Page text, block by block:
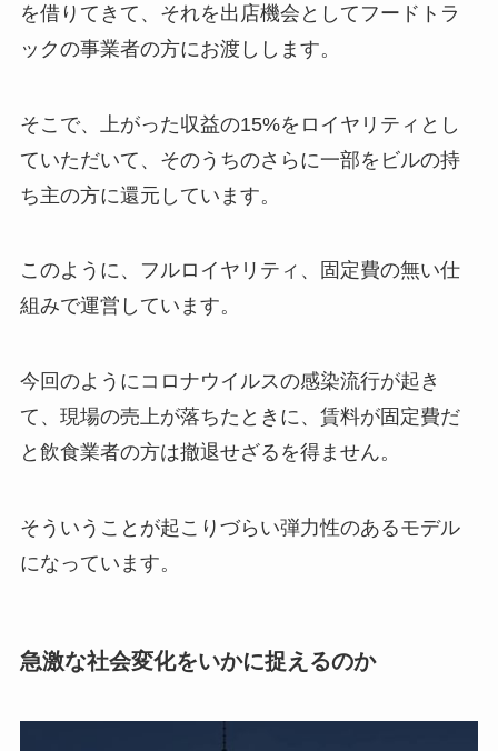
を借りてきて、それを出店機会としてフードトラ
ックの事業者の方にお渡しします。
そこで、上がった収益の15%をロイヤリティとし
ていただいて、そのうちのさらに一部をビルの持
ち主の方に還元しています。
このように、フルロイヤリティ、固定費の無い仕
組みで運営しています。
今回のようにコロナウイルスの感染流行が起き
て、現場の売上が落ちたときに、賃料が固定費だ
と飲食業者の方は撤退せざるを得ません。
そういうことが起こりづらい弾力性のあるモデル
になっています。
急激な社会変化をいかに捉えるのか